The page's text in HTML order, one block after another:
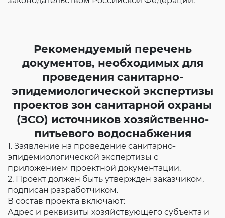
Рекомендуемый перечень
документов, необходимых для
проведения санитарно-
эпидемиологической экспертизы
проектов зон санитарной охраны
(ЗСО) источников хозяйственно-
питьевого водоснабжения
1. Заявление на проведение санитарно-
эпидемиологической экспертизы с
приложением проектной документации.
2. Проект должен быть утвержден заказчиком,
подписан разработчиком.
В состав проекта включают:
Адрес и реквизиты хозяйствующего субъекта и